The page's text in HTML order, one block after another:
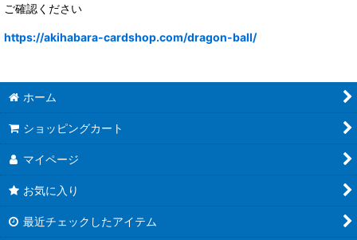
ご確認ください
https://akihabara-cardshop.com/dragon-ball/
ホーム
ショッピングカート
マイページ
お気に入り
最近チェックしたアイテム